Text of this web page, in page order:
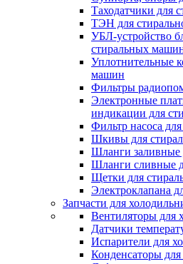
Таходатчики для
ТЭН для
УБЛ-устройство
стиральных
Уплотнительные
машин
Фильтры
Электронные
индикации для
Фильтр насоса
Шкивы для
Шланги заливные
Шланги сливные
Щетки для
Электроклапана
Запчасти для
Вентиляторы для
Датчики
Испарители для
Конденсаторы